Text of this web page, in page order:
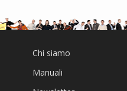
Chi siamo
Manuali